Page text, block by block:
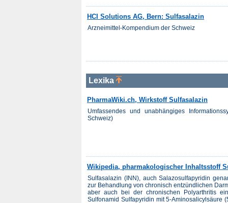
HCI Solutions AG, Bern: Sulfasalazin
Arzneimittel-Kompendium der Schweiz
Lexika
PharmaWiki.ch, Wirkstoff Sulfasalazin
Umfassendes und unabhängiges
Schweiz)
Wikipedia, pharmakologischer Inhaltsstoff
Sulfasalazin (INN), auch Salazosulfapyridin
zur Behandlung von chronisch entzündlichen
aber auch bei der chronischen Polyarthritis
Sulfonamid Sulfapyridin mit 5-Aminosalicylsäure